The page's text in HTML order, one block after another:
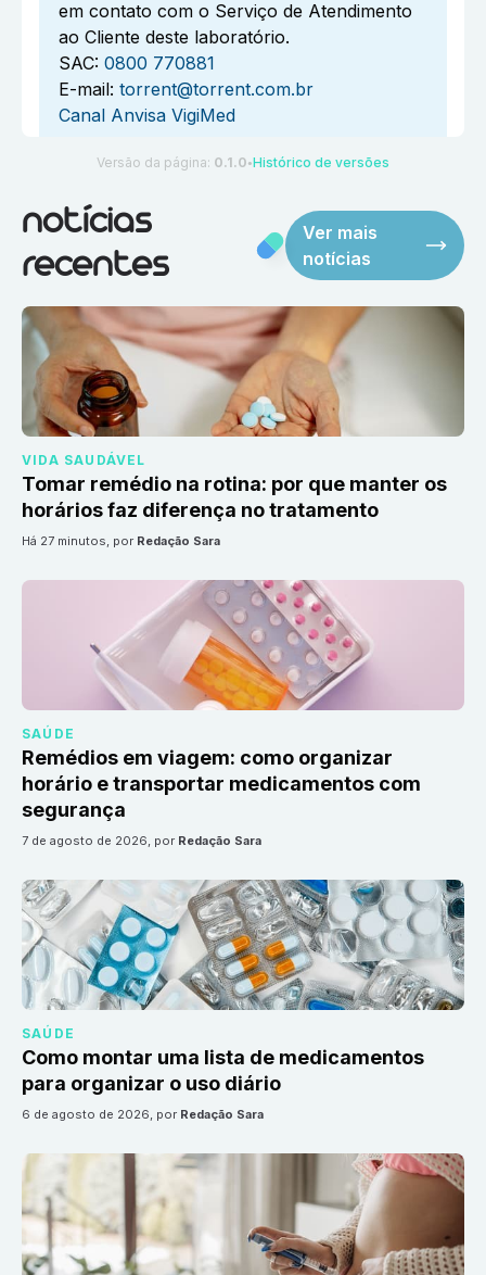
em contato com o Serviço de Atendimento
ao Cliente deste laboratório.
SAC: 0800 770881
E-mail: torrent@torrent.com.br
Canal Anvisa VigiMed
Versão da página: 0.1.0 ●Histórico de versões
notícias
recentes
Ver mais
notícias
VIDA SAUDÁVEL
Tomar remédio na rotina: por que manter os
horários faz diferença no tratamento
há 27 minutos, por Redação Sara
SAÚDE
Remédios em viagem: como organizar
horário e transportar medicamentos com
segurança
7 de agosto de 2026, por Redação Sara
SAÚDE
Como montar uma lista de medicamentos
para organizar o uso diário
6 de agosto de 2026, por Redação Sara